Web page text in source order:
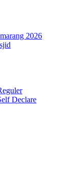
2026
Declare